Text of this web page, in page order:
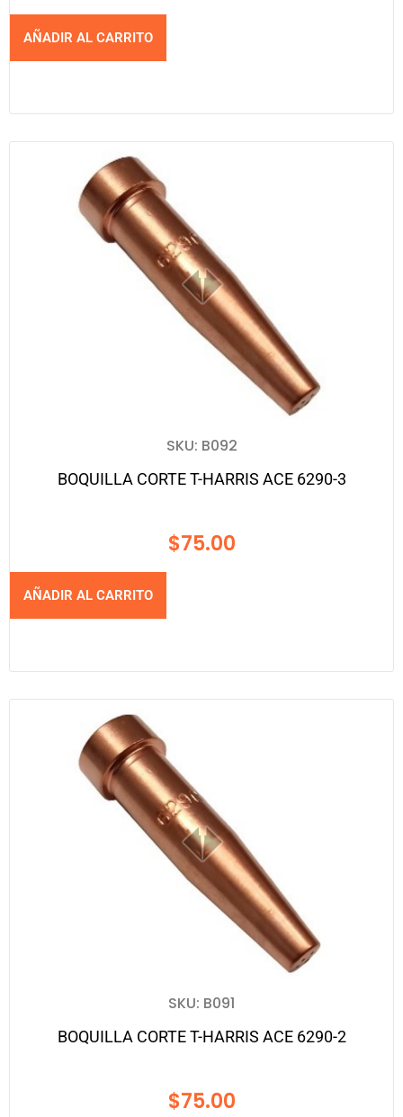
AÑADIR AL CARRITO
SKU: B092
BOQUILLA CORTE T-HARRIS ACE 6290-3
$75.00
AÑADIR AL CARRITO
SKU: B091
BOQUILLA CORTE T-HARRIS ACE 6290-2
$75.00